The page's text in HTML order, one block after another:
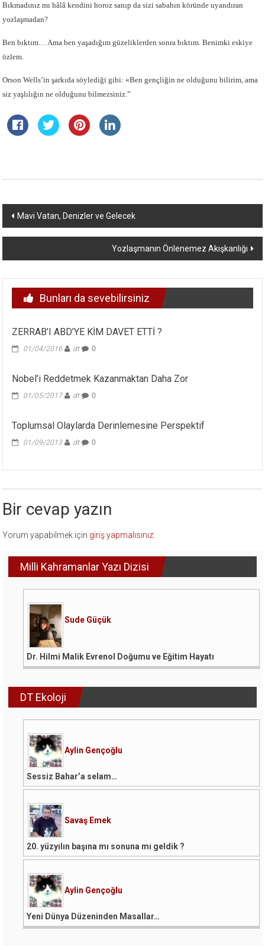
Bıkmadınız mı hâlâ kendini horoz sanıp da sizi sabahın köründe uyandıran
yozlaşmadan?
Ben bıktım… Ama ben yaşadığım güzeliklerden sonra bıktım. Benimki eskiye
özlem.
Orson Wells’in şarkıda söylediği gibi: «Ben gençliğin ne olduğunu bilirim, ama
siz yaşlılığın ne olduğunu bilmezsiniz.”
Yazı
dolaşımı
Mavi Vatan, Denizler ve Gelecek
Yozlaşmanın Önlenemez Akışkanlığı
Bunları da sevebilirsiniz
ZERRAB’I ABD’YE KİM DAVET ETTİ ?
01/04/2016 dt 0
Nobel’i Reddetmek Kazanmaktan Daha Zor
01/05/2017 dt 0
Toplumsal Olaylarda Derinlemesine Perspektif
01/09/2013 dt 0
Bir cevap yazın
Yorum yapabilmek için giriş yapmalısınız
Milli Kahramanlar Yazı Dizisi
Sude Güçük
Dr. Hilmi Malik Evrenol Doğumu ve Eğitim Hayatı
DT Ekoloji
Aylin Gençoğlu
Sessiz Bahar’a selam…
Savaş Emek
20. yüzyılın başına mı sonuna mı geldik ?
Aylin Gençoğlu
Yeni Dünya Düzeninden Masallar…